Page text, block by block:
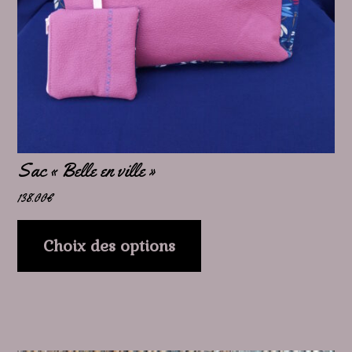
Sac « Belle en ville »
138.00€
Choix des options
peuvent
choisies
page
du
produit